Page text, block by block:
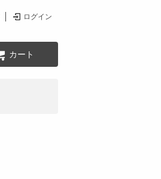
ログイン
カート